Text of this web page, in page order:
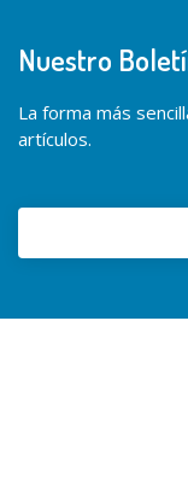
Nuestro
La forma más
artículos.